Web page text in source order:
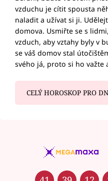
vzduchu je cítit spousta
naladit a užívat si ji.
domova. Usmiřte se s
vzduch, aby vztahy byly v
se váš domov stal
svého já, proto si ho važte
CELÝ HOROSKOP PRO